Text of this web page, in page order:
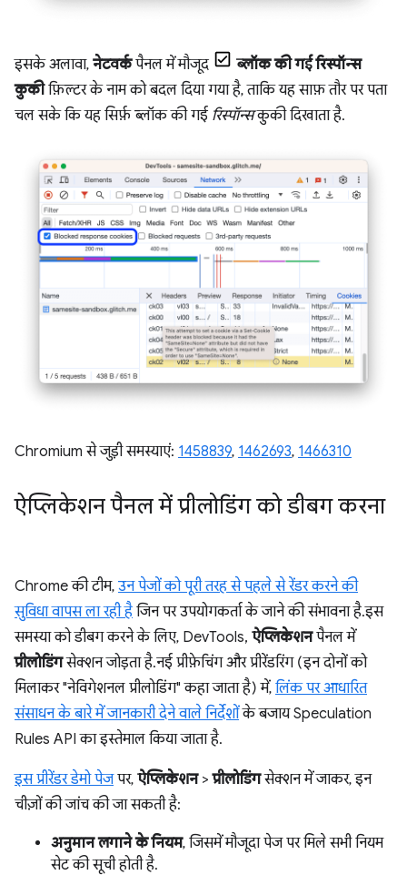
इसके अलावा, नेटवर्कपैनल में मौजूद
ब्लॉक की गई रिस्पॉन्स
कुकीफ़िल्टर के नाम को बदल दिया गया है, ताकि यह साफ़ तौर पर पता
चल सके कि यह सिर्फ़ ब्लॉक की गई रिस्पॉन्सकुकी दिखाता है.
Chromium से जुड़ी समस्याएं: 1458839, 1462693, 1466310
ऐप्लिकेशन पैनल में प्रीलोडिंग को डीबग करना
Chrome की टीम, उन पेजों को पूरी तरह से पहले से रेंडर करने की
सुविधा वापस ला रही है जिन पर उपयोगकर्ता के जाने की संभावना है. इस
समस्या को डीबग करने के लिए, DevTools, ऐप्लिकेशनपैनल में
प्रीलोडिंगसेक्शन जोड़ता है. नई प्रीफ़ेचिंग और प्रीरेंडरिंग (इन दोनों को
मिलाकर "नेविगेशनल प्रीलोडिंग" कहा जाता है) में, लिंक पर आधारित
संसाधन के बारे में जानकारी देने वाले निर्देशोंके बजाय Speculation
Rules API का इस्तेमाल किया जाता है.
इस प्रीरेंडर डेमो पेजपर, ऐप्लिकेशन>प्रीलोडिंगसेक्शन में जाकर, इन
चीज़ों की जांच की जा सकती है:
अनुमान लगाने के नियम, जिसमें मौजूदा पेज पर मिले सभी नियम
सेट की सूची होती है.